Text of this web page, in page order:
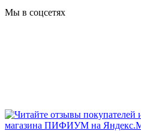
Мы в соцсетях